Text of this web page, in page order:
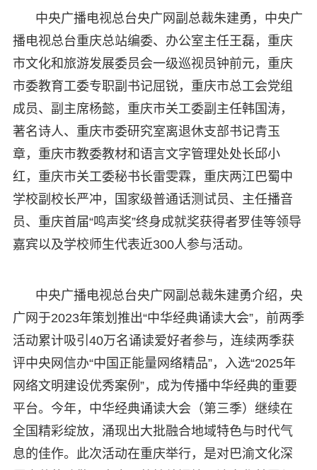
中央广播电视总台央广网副总裁朱建勇，中央广
播电视总台重庆总站编委、办公室主任王磊，重庆
市文化和旅游发展委员会一级巡视员钟前元，重庆
市委教育工委专职副书记屈锐，重庆市总工会党组
成员、副主席杨懿，重庆市关工委副主任韩国涛，
著名诗人、重庆市委研究室离退休支部书记青玉
章，重庆市教委教材和语言文字管理处处长邱小
红，重庆市关工委秘书长雷雯霖，重庆两江巴蜀中
学校副校长严冲，国家级普通话测试员、主任播音
员、重庆首届“鸣声奖”终身成就奖获得者罗佳等领导
嘉宾以及学校师生代表近300人参与活动。
中央广播电视总台央广网副总裁朱建勇介绍，央
广网于2023年策划推出“中华经典诵读大会”，前两季
活动累计吸引40万名诵读爱好者参与，连续两季获
评中央网信办“中国正能量网络精品”，入选“2025年
网络文明建设优秀案例”，成为传播中华经典的重要
平台。今年，中华经典诵读大会（第三季）继续在
全国精彩绽放，涌现出大批融合地域特色与时代气
息的佳作。此次活动在重庆举行，是对巴渝文化深